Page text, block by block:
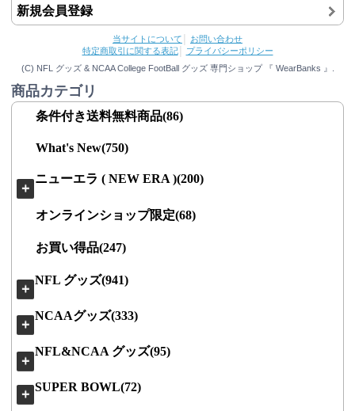
新規会員登録
当サイトについて
お問い合わせ
特定商取引に関する表記│
プライバシーポリシー
(C) NFL グッズ & NCAA College FootBall グッズ 専門ショップ 『 WearBanks 』.
商品カテゴリ
条件付き送料無料商品(86)
What's New(750)
＋
ニューエラ ( NEW ERA )(200)
オンラインショップ限定(68)
お買い得品(247)
＋
NFL グッズ(941)
＋
NCAAグッズ(333)
＋
NFL&NCAA グッズ(95)
＋
SUPER BOWL(72)